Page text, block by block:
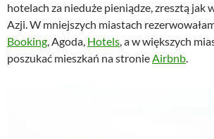
hotelach za nieduże pieniądze, zresztą jak
Azji. W mniejszych miastach
Booking, Agoda, Hotels, a w większych
poszukać mieszkań na stronieAirbnb.